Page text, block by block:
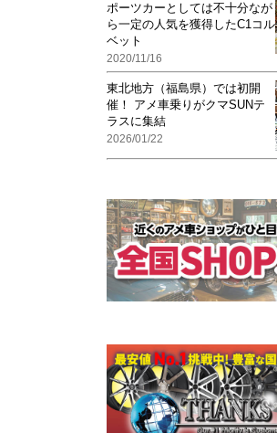
ポーツカーとしては不十分なが
ら一定の人気を獲得したC1コル
ベット
2020/11/16
東北地方（福島県）では初開
催！ アメ車乗りがクマSUNテ
ラスに集結
2026/01/22